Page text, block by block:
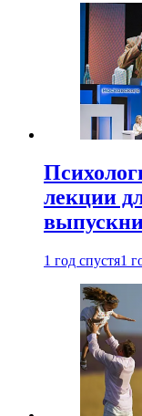
лекции
1 год спустя1